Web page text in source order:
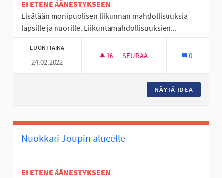
EI ETENE ÄÄNESTYKSEEN
Lisätään monipuolisen liikunnan mahdollisuuksia
lapsille ja nuorille. Liikuntamahdollisuuksien...
LUONTIAIKA
24.02.2022
16 16 SEURAAJAA
SEURAA 0
NÄYTÄ IDEA
Nuokkari Joupin alueelle
EI ETENE ÄÄNESTYKSEEN